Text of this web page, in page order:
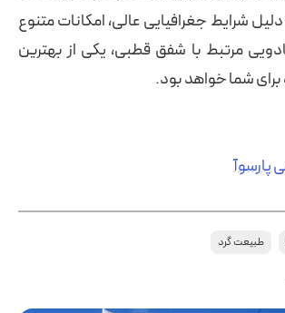
شرایط جغرافیایی عالی، امکانات متنوع
مرتبط با شفق قطبی، یکی از بهترین
شما خواهد بود.
پارسوآ
طبیعت گرد